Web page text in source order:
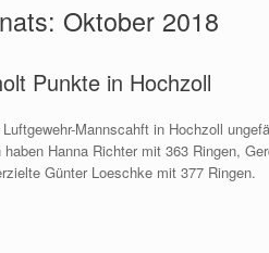
Oktober 2018
Punkte in Hochzoll
Mannscahft in Hochzoll
Hanna Richter mit 363 Ringen,
Günter Loeschke mit 377 Ringen.